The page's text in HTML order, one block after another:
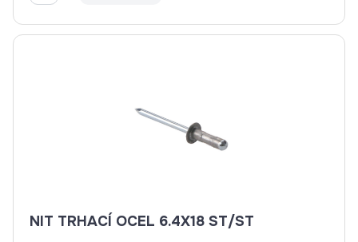
NIT TRHACÍ OCEL 6.4X18 ST/ST